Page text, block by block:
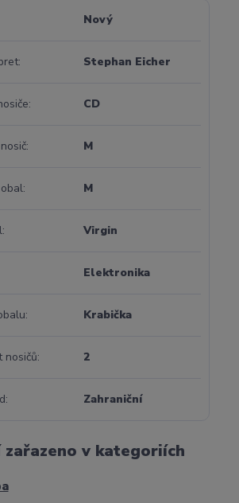
Nový
Stephan Eicher
CD
M
M
Virgin
Elektronika
Krabička
nosičů 2
Zahraniční
zařazeno v kategoriích